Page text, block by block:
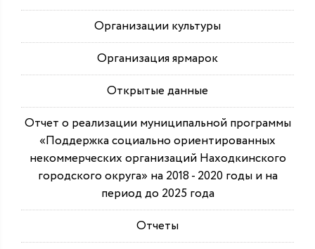
Организации культуры
Организация ярмарок
Открытые данные
Отчет о реализации муниципальной программы
«Поддержка социально ориентированных
некоммерческих организаций Находкинского
городского округа» на 2018 - 2020 годы и на
период до 2025 года
Отчеты